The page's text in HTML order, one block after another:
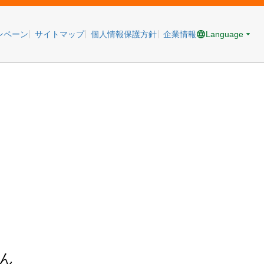
ペーン サイトマップ 個人情報保護方針 企業情報 Language